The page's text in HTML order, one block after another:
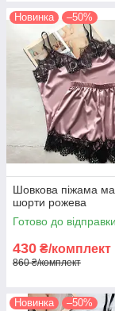
Новинка –50%
Шовкова піжама
шорти рожева
Готово до відправки
430 ₴/комплект
860 ₴/комплект
Новинка –50%